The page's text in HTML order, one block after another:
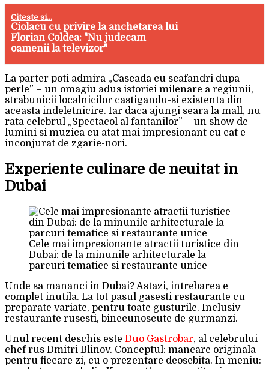
Citeste si...
Ciolacu cu privire la anchetarea lui
Florian Coldea: "Nu judecam
oamenii la televizor"
La parter poti admira „Cascada cu scafandri dupa
perle” – un omagiu adus istoriei milenare a regiunii,
strabunicii localnicilor castigandu-si existenta din
aceasta indeletnicire. Iar daca ajungi seara la mall, nu
rata celebrul „Spectacol al fantanilor” – un show de
lumini si muzica cu atat mai impresionant cu cat e
inconjurat de zgarie-nori.
Experiente culinare de neuitat in
Dubai
Cele mai impresionante atractii turistice din
Dubai: de la minunile arhitecturale la
parcuri tematice si restaurante unice
Unde sa mananci in Dubai? Astazi, intrebarea e
complet inutila. La tot pasul gasesti restaurante cu
preparate variate, pentru toate gusturile. Inclusiv
restaurante rusesti, binecunoscute de gurmanzi.
Unul recent deschis este Duo Gastrobar, al celebrului
chef rus Dmitri Blinov. Conceptul: mancare originala
pentru fiecare zi, cu o prezentare deosebita. In meniu: